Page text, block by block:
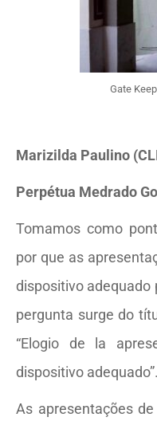
Gate
Marizilda Paulino
Perpétua Medrado
Tomamos como
por que as
dispositivo adequado
pergunta surge do
“Elogio de la
dispositivo adequado”.
As apresentações